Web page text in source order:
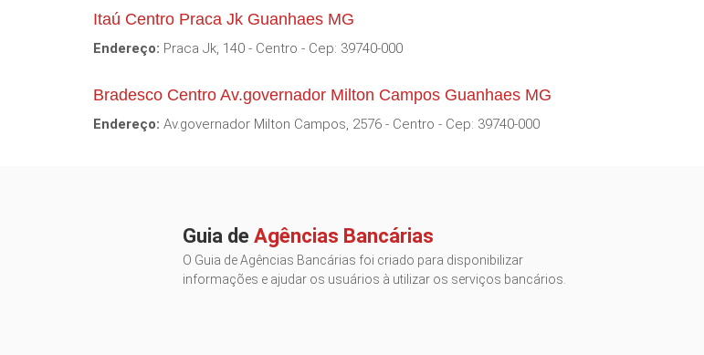
Itaú Centro Praca Jk Guanhaes MG
Endereço: Praca Jk, 140 - Centro - Cep: 39740-000
Bradesco Centro Av.governador Milton Campos Guanhaes MG
Endereço: Av.governador Milton Campos, 2576 - Centro - Cep: 39740-000
Guia de Agências Bancárias
O Guia de Agências Bancárias foi criado para disponibilizar
informações e ajudar os usuários à utilizar os serviços bancários.